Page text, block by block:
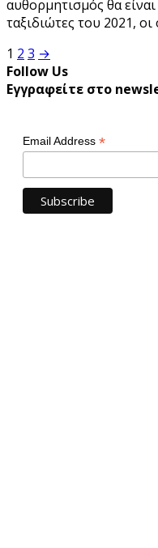
αυθορμητισμός θα
ταξιδιώτες του 2021,
Σελιδοποίηση
άρθρων
1 2 3 →
Follow Us
Εγγραφείτε στο
Email Address *